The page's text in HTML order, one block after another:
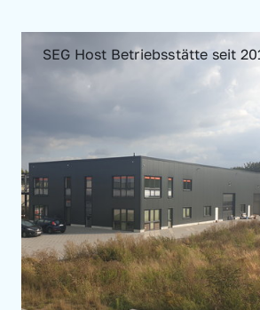
SEG Host Betriebsstätte seit